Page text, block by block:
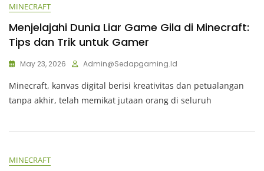
MINECRAFT
Menjelajahi Dunia Liar Game Gila di Minecraft:
Tips dan Trik untuk Gamer
May 23, 2026 Admin@sedapgaming.id
Minecraft, kanvas digital berisi kreativitas dan petualangan
tanpa akhir, telah memikat jutaan orang di seluruh
MINECRAFT